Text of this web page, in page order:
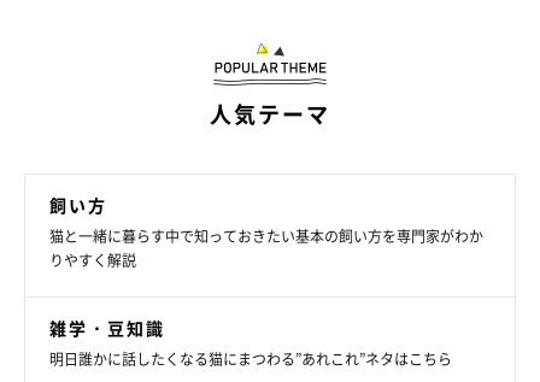
猫は夜に活動する
猫は昼間眠って体力を温存し、夕方から夜、あるいは明け方に活
動します。これは野生時代、夜間に狩りを行っていた頃の名残で
す。
人気テーマ
飼い方
猫と一緒に暮らす中で知っておきたい基本の飼い方を専門家がわか
りやすく解説
雑学・豆知識
明日誰かに話したくなる猫にまつわる”あれこれ”ネタはこちら